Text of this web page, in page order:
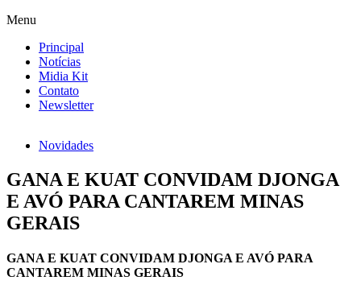
Menu
Principal
Notícias
Midia Kit
Contato
Newsletter
Novidades
GANA E KUAT CONVIDAM DJONGA
E AVÓ PARA CANTAREM MINAS
GERAIS
GANA E KUAT CONVIDAM DJONGA E AVÓ PARA
CANTAREM MINAS GERAIS